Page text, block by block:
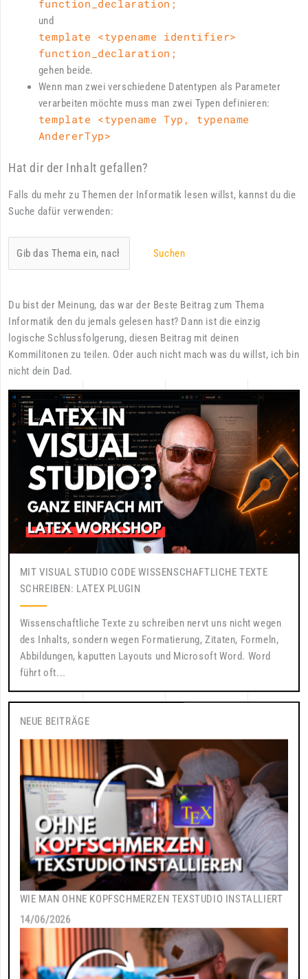
function_declaration;
und
template <typename identifier>
function_declaration;
gehen beide.
Wenn man zwei verschiedene Datentypen als Parameter
verarbeiten möchte muss man zwei Typen definieren:
template <typename Typ, typename
AndererTyp>
Hat dir der Inhalt gefallen?
Falls du mehr zu Themen der Informatik lesen willst, kannst du die
Suche dafür verwenden:
Suchen
Du bist der Meinung, das war der Beste Beitrag zum Thema
Informatik den du jemals gelesen hast? Dann ist die einzig
logische Schlussfolgerung, diesen Beitrag mit deinen
Kommilitonen zu teilen. Oder auch nicht mach was du willst, ich bin
nicht dein Dad.
MIT VISUAL STUDIO CODE WISSENSCHAFTLICHE TEXTE
SCHREIBEN: LATEX PLUGIN
Wissenschaftliche Texte zu schreiben nervt uns nicht wegen
des Inhalts, sondern wegen Formatierung, Zitaten, Formeln,
Abbildungen, kaputten Layouts und Microsoft Word. Word
führt oft...
NEUE BEITRÄGE
WIE MAN OHNE KOPFSCHMERZEN TEXSTUDIO INSTALLIERT
14/06/2026